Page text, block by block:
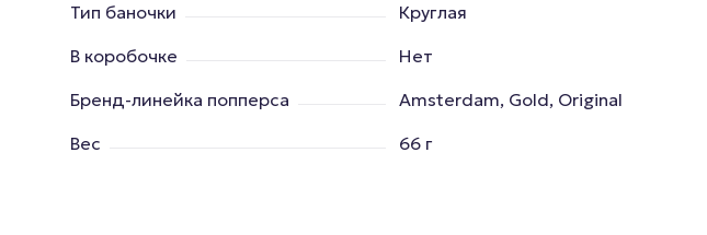
Тип баночки
Круглая
В коробочке
Нет
Бренд-линейка попперса
Amsterdam, Gold, Original
Вес
66 г